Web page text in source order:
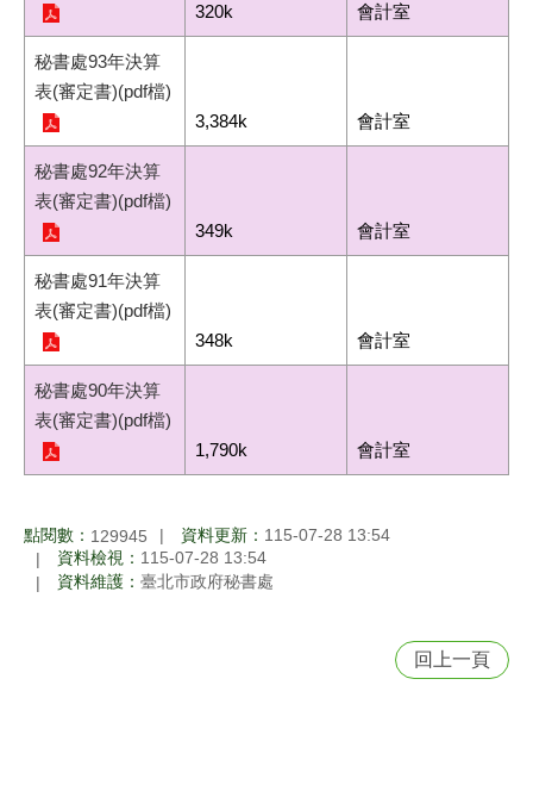
320k
會計室
秘書處93年決算
表(審定書)(pdf檔)
3,384k
會計室
秘書處92年決算
表(審定書)(pdf檔)
349k
會計室
秘書處91年決算
表(審定書)(pdf檔)
348k
會計室
秘書處90年決算
表(審定書)(pdf檔)
1,790k
會計室
點閱數： 129945 資料更新： 115-07-28 13:54
資料檢視： 115-07-28 13:54
資料維護： 臺北市政府秘書處
回上一頁